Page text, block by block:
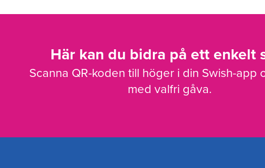
Här kan du bidra på ett enkelt
Scanna QR-koden till höger i din Swish-app
med valfri gåva.